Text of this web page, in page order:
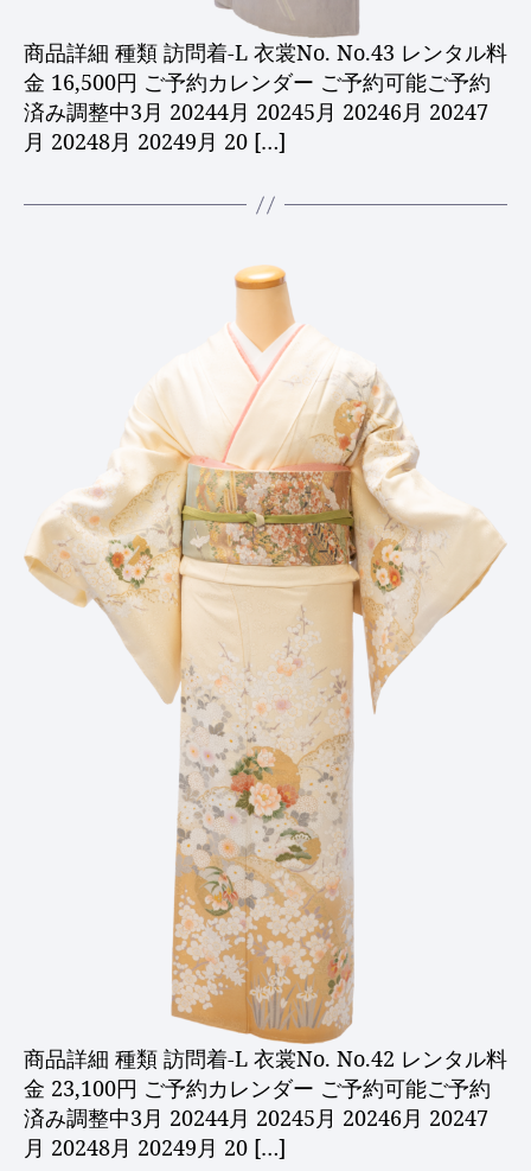
商品詳細 種類 訪問着-L 衣裳No. No.43 レンタル料
金 16,500円 ご予約カレンダー ご予約可能ご予約
済み調整中3月 20244月 20245月 20246月 20247
月 20248月 20249月 20 […]
商品詳細 種類 訪問着-L 衣裳No. No.42 レンタル料
金 23,100円 ご予約カレンダー ご予約可能ご予約
済み調整中3月 20244月 20245月 20246月 20247
月 20248月 20249月 20 […]